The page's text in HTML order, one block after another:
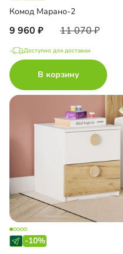
Комод Марано-2
9 960 11 070
Доступно для доставки
В корзину
-10%